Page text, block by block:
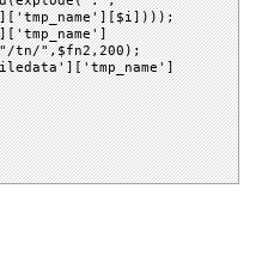
tn/",$fn2,200);